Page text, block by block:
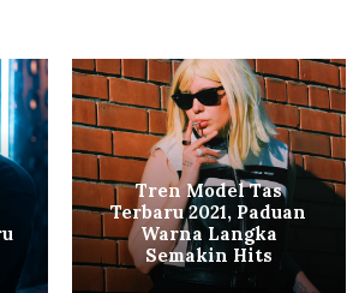
Tren Model Tas
Terbaru 2021, Paduan
Warna Langka
Semakin Hits